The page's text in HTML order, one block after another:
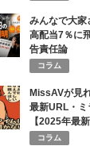
みんなで大家
高配当7％に
告責任論
コラム
MissAVが見
最新URL・
【2025年最新
コラム